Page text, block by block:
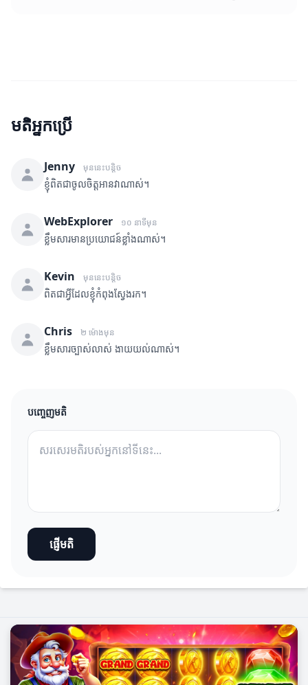
មតិអ្នកប្រើ
Jenny មុននេះបន្តិច
ខ្ញុំពិតជាចូលចិត្តអានវាណាស់។
WebExplorer ១០ នាទីមុន
ខ្លឹមសារមានប្រយោជន៍ខ្លាំងណាស់។
Kevin មុននេះបន្តិច
ពិតជាអ្វីដែលខ្ញុំកំពុងស្វែងរក។
Chris ២ ម៉ោងមុន
ខ្លឹមសារច្បាស់លាស់ ងាយយល់ណាស់។
បញ្ចេញមតិ
ផ្ញើមតិ